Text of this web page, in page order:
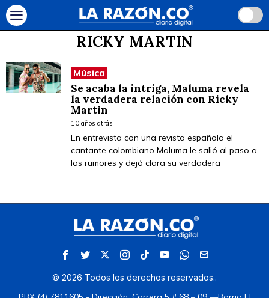
RICKY MARTIN
Música
Se acaba la intriga, Maluma revela
la verdadera relación con Ricky
Martin
10 años atrás
En entrevista con una revista española el
cantante colombiano Maluma le salió al paso a
los rumores y dejó clara su verdadera
© 2026 Todos los derechos reservados..